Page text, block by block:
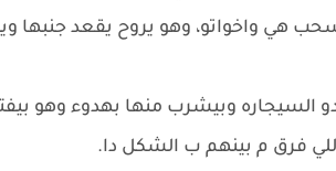
هي واخواتو، وهو يروح يقعد جنبها
السيجاره وبيشرب منها بهدوء وهو
فرق م بينهم ب الشكل دا.